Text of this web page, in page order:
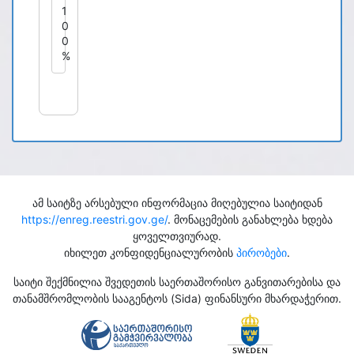
1
0
0
%
ამ საიტზე არსებული ინფორმაცია მიღებულია საიტიდან
https://enreg.reestri.gov.ge/. მონაცემების განახლება ხდება
ყოველთვიურად.
იხილეთ კონფიდენციალურობის პირობები.
საიტი შექმნილია შვედეთის საერთაშორისო განვითარებისა და
თანამშრომლობის სააგენტოს (Sida) ფინანსური მხარდაჭერით.